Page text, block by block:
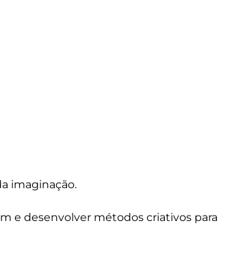
imaginação.
e desenvolver métodos criativos para